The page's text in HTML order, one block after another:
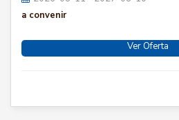
a convenir
Ver Oferta